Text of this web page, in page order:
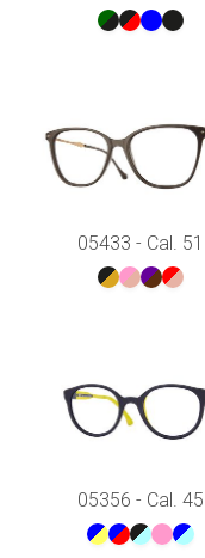
05433 - Cal. 51
05356 - Cal. 45